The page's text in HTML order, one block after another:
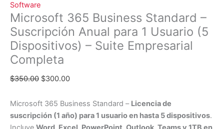
Software
Microsoft 365 Business Standard –
Suscripción Anual para 1 Usuario (5
Dispositivos) – Suite Empresarial
Completa
$350.00 $300.00
Microsoft 365 Business Standard – Licencia de
suscripción (1 año) para 1 usuario en hasta 5 dispositivos.